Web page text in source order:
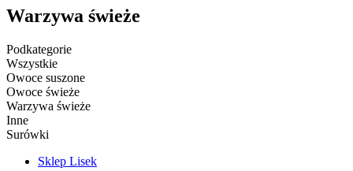
Warzywa świeże
Podkategorie
Wszystkie
Owoce suszone
Owoce świeże
Warzywa świeże
Inne
Surówki
Sklep Lisek